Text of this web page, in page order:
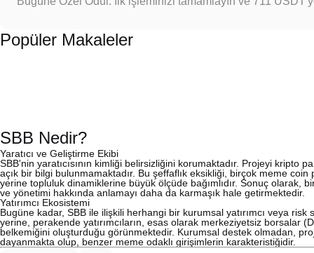
Popüler Makaleler
SBB Nedir?
Yaratıcı ve Geliştirme Ekibi
SBB'nin yaratıcısının kimliği belirsizliğini korumaktadır. Projeyi kripto
açık bir bilgi bulunmamaktadır. Bu şeffaflık eksikliği, birçok meme
yerine topluluk dinamiklerine büyük ölçüde bağımlıdır. Sonuç olarak,
ve yönetimi hakkında anlamayı daha da karmaşık hale getirmektedir.
Yatırımcı Ekosistemi
Bugüne kadar, SBB ile ilişkili herhangi bir kurumsal yatırımcı veya
yerine, perakende yatırımcıların, esas olarak merkeziyetsiz borsalar
belkemiğini oluşturduğu görünmektedir. Kurumsal destek olmadan,
dayanmakta olup, benzer meme odaklı girişimlerin karakteristiğidir.